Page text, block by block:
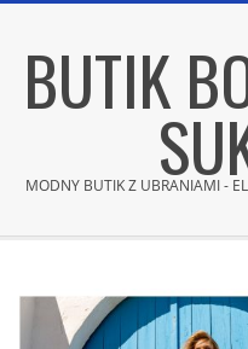
contentBUTIK
MODNY BUTIK Z UBRANIAMI -